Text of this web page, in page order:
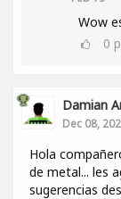
Wow
0
Damian
Dec 08,
Hola
de metal... les
sugerencias